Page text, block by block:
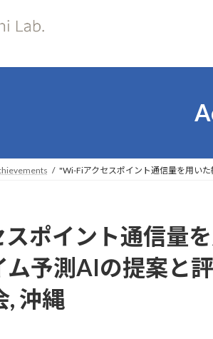
"Wi-Fiアクセスポイント通信量を用い
ポイント通信量
予測AIの提案と
, 沖縄